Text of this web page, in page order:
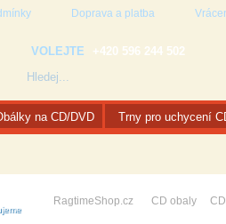
Doprava a platba
VOLEJTE +420 596 244 502
na CD/DVD Trny pro uchycení
RagtimeShop.cz CD obaly